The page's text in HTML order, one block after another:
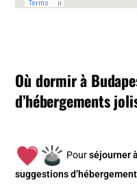
Où dormir à
d’hébergements
Pourséjourner
suggestions